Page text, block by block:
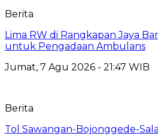
Berita
Lima RW di Rangkapan Jaya
untuk Pengadaan Ambulans
Jumat, 7 Agu 2026 - 21:47 WIB
Berita
Tol Sawangan-Bojonggede-